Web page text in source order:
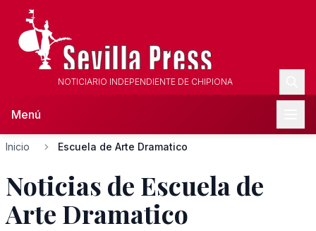
NOTICIARIO INDEPENDIENTE DE CHIPIONA
Menú
Inicio Escuela de Arte Dramatico
Noticias de Escuela de
Arte Dramatico